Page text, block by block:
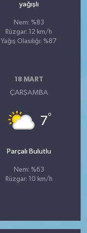
yağışlı
Nem: %83
Rüzgar: 12 km/h
Yağış Olasılığı: %87
18 MART
ÇARŞAMBA
7°
Parçalı Bulutlu
Nem: %63
Rüzgar: 10 km/h